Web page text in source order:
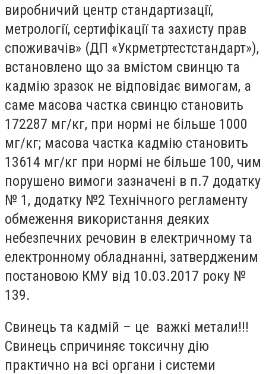
виробничий центр стандартизації,
метрології, сертифікації та захисту прав
споживачів» (ДП «Укрметртестстандарт»),
встановлено що за вмістом свинцю та
кадмію зразок не відповідає вимогам, а
саме масова частка свинцю становить
172287 мг/кг, при нормі не більше 1000
мг/кг; масова частка кадмію становить
13614 мг/кг при нормі не більше 100, чим
порушено вимоги зазначені в п.7 додатку
№ 1, додатку №2 Технічного регламенту
обмеження використання деяких
небезпечних речовин в електричному та
електронному обладнанні, затвердженим
постановою КМУ від 10.03.2017 року №
139.
Свинець та кадмій – це важкі метали!!!
Свинець спричиняє токсичну дію
практично на всі органи і системи